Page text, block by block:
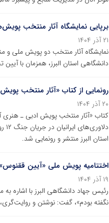
برپایی نمایشگاه آثار منتخب
۲۱ آذر ۱۴۰۴
نمایشگاه آثار منتخب دو پویش ملی و
دانشگاهی استان البرز، همزمان با آیین تجلیل از برگزیدگان،
رونمایی از کتاب «آثار منتخب
۲۰ آذر ۱۴۰۴
کتاب «آثار منتخب پویش ادبی ـ
استان البرز منتشر و رونمایی شد.
اختتامیه پویش ملی‌ «آیین ققنوس»
۱۹ آذر ۱۴۰۴
رئیس جهاد دانشگاهی البرز با اشاره
نگفته بودم»، گفت: نوشتن و